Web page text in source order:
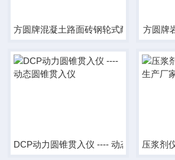
方圆牌混凝土路面砖钢轮式耐磨试验机
方圆牌
DCP动力圆锥贯入仪 ---- 动态圆锥贯入仪
压浆剂